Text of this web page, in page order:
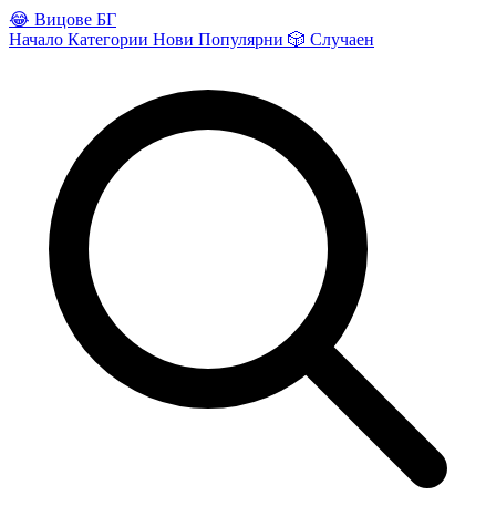
😂 Вицове БГ
Начало Категории Нови Популярни 🎲 Случаен